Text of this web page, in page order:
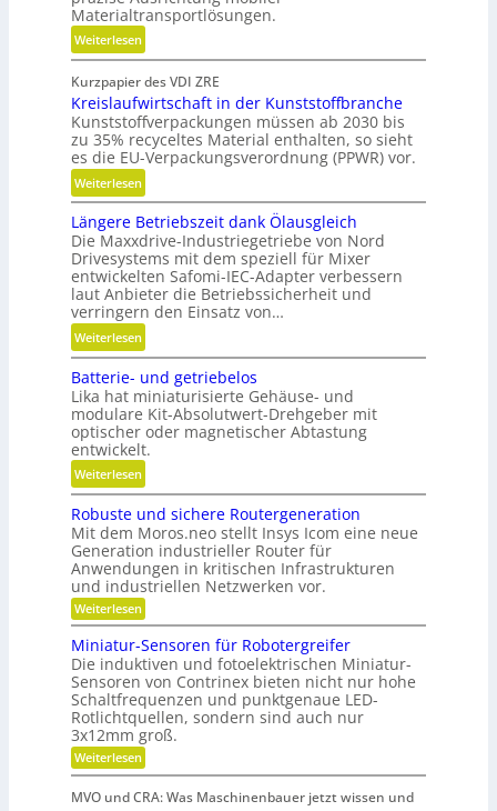
l
e
i
c
h
Materialtransportlösungen.
Weiterlesen:
S
c
h
n
e
l
l
g
e
n
a
u
p
o
s
i
t
i
o
n
i
r
e
n
Kurzpapier des VDI ZRE
Kreislaufwirtschaft in der Kunststoffbranche
Kunststoffverpackungen müssen ab 2030 bis
zu 35% recyceltes Material enthalten, so sieht
es die EU-Verpackungsverordnung (PPWR) vor.
Weiterlesen:
K
r
e
i
s
l
a
u
f
w
i
r
t
s
c
h
a
f
t
i
n
d
e
K
u
n
s
t
Längere Betriebszeit dank Ölausgleich
Die Maxxdrive-Industriegetriebe von Nord
Drivesystems mit dem speziell für Mixer
entwickelten Safomi-IEC-Adapter verbessern
laut Anbieter die Betriebssicherheit und
verringern den Einsatz von…
Weiterlesen:
L
ä
n
g
e
r
e
e
t
r
i
e
b
s
z
e
t
d
a
n
Batterie- und getriebelos
Lika hat miniaturisierte Gehäuse- und
modulare Kit-Absolutwert-Drehgeber mit
optischer oder magnetischer Abtastung
entwickelt.
Weiterlesen:
B
a
t
t
e
r
i
e
-
u
n
d
g
e
t
Robuste und sichere Routergeneration
Mit dem Moros.neo stellt Insys Icom eine neue
Generation industrieller Router für
Anwendungen in kritischen Infrastrukturen
und industriellen Netzwerken vor.
Weiterlesen:
R
o
b
u
s
t
e
u
n
d
s
i
Miniatur-Sensoren für Robotergreifer
Die induktiven und fotoelektrischen Miniatur-
Sensoren von Contrinex bieten nicht nur hohe
Schaltfrequenzen und punktgenaue LED-
Rotlichtquellen, sondern sind auch nur
3x12mm groß.
Weiterlesen:
M
n
MVO und CRA: Was Maschinenbauer jetzt wissen und